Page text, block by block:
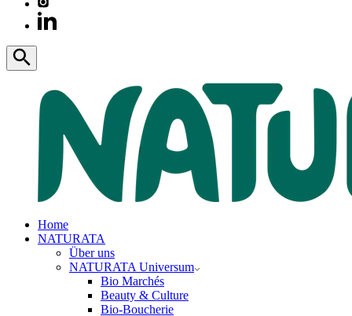
Home
NATURATA
Über uns
NATURATA Universum
Bio Marchés
Beauty & Culture
Bio-Boucherie